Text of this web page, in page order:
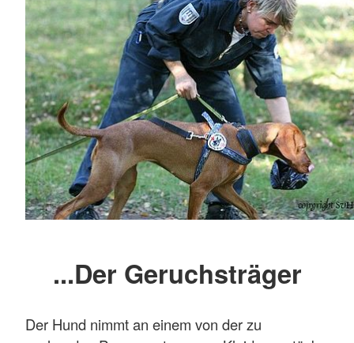
...Der Geruchsträger
Der Hund nimmt an einem von der zu